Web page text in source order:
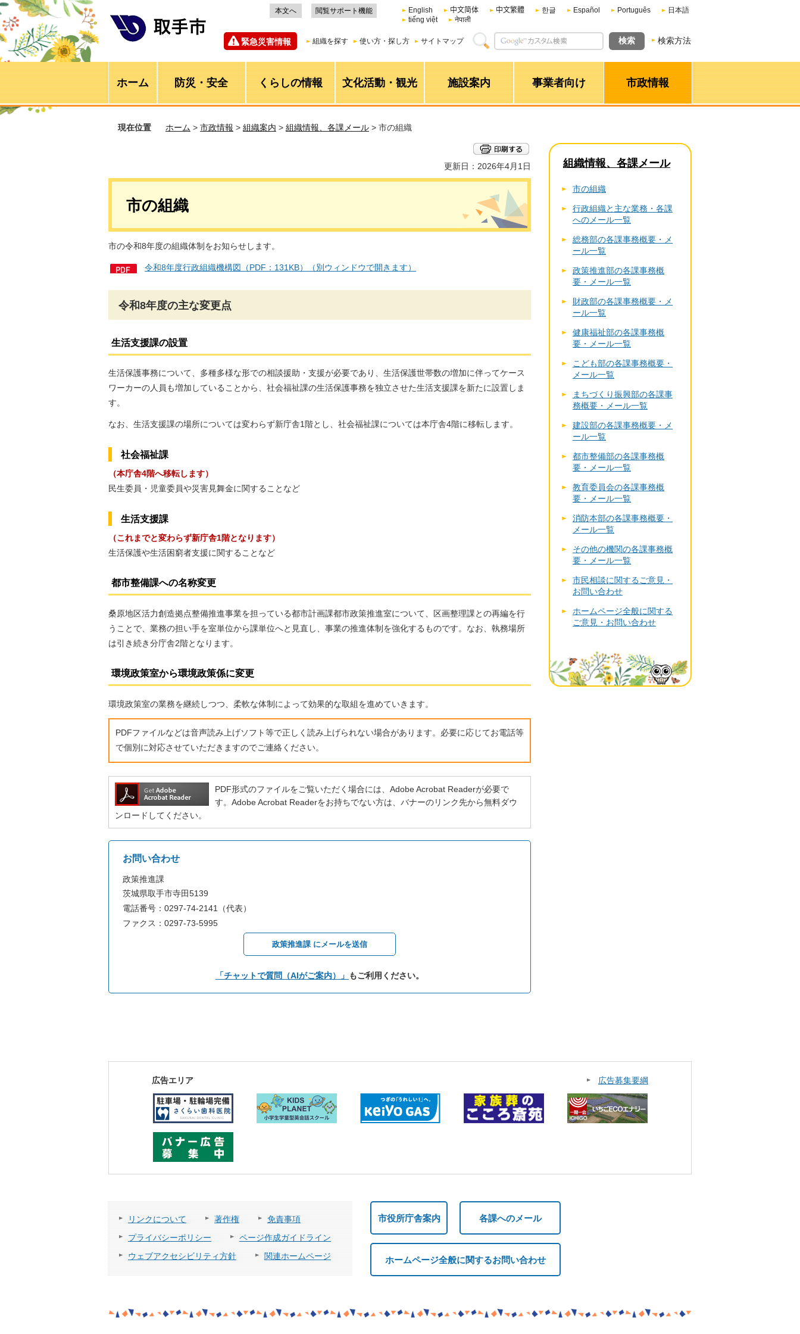
本文へ 閲覧サポート機能 English 中文简体 中文繁體 한글 Español Português
日本語
tiếng việt
नेपाली
緊急災害情報 組織を探す 使い方・探し方 サイトマップ 検索方法
ホーム 防災・安全 くらしの情報 文化活動・観光 施設案内 事業者向け 市政情報
現在位置 ホーム > 市政情報 > 組織案内 > 組織情報、各課メール > 市の組織
更新日：2026年4月1日
市の組織
市の令和8年度の組織体制をお知らせします。
令和8年度行政組織機構図（PDF：131KB）（別ウィンドウで開きます）
令和8年度の主な変更点
生活支援課の設置
生活保護事務について、多種多様な形での相談援助・支援が必要であり、生活保護世帯数の増加に伴ってケース
ワーカーの人員も増加していることから、社会福祉課の生活保護事務を独立させた生活支援課を新たに設置しま
す。
なお、生活支援課の場所については変わらず新庁舎1階とし、社会福祉課については本庁舎4階に移転します。
社会福祉課
（本庁舎4階へ移転します）
民生委員・児童委員や災害見舞金に関することなど
生活支援課
（これまでと変わらず新庁舎1階となります）
生活保護や生活困窮者支援に関することなど
都市整備課への名称変更
桑原地区活力創造拠点整備推進事業を担っている都市計画課都市政策推進室について、区画整理課との再編を行
うことで、業務の担い手を室単位から課単位へと見直し、事業の推進体制を強化するものです。なお、執務場所
は引き続き分庁舎2階となります。
環境政策室から環境政策係に変更
環境政策室の業務を継続しつつ、柔軟な体制によって効果的な取組を進めていきます。
PDFファイルなどは音声読み上げソフト等で正しく読み上げられない場合があります。必要に応じてお電話等
で個別に対応させていただきますのでご連絡ください。
PDF形式のファイルをご覧いただく場合には、Adobe Acrobat Readerが必要で
す。Adobe Acrobat Readerをお持ちでない方は、バナーのリンク先から無料ダウ
ンロードしてください。
お問い合わせ
政策推進課
茨城県取手市寺田5139
電話番号：0297-74-2141（代表）
ファクス：0297-73-5995
政策推進課 にメールを送信
「チャットで質問（AIがご案内）」 もご利用ください。
組織情報、各課メール
市の組織
行政組織と主な業務・各課
へのメール一覧
総務部の各課事務概要・メ
ール一覧
政策推進部の各課事務概
要・メール一覧
財政部の各課事務概要・メ
ール一覧
健康福祉部の各課事務概
要・メール一覧
こども部の各課事務概要・
メール一覧
まちづくり振興部の各課事
務概要・メール一覧
建設部の各課事務概要・メ
ール一覧
都市整備部の各課事務概
要・メール一覧
教育委員会の各課事務概
要・メール一覧
消防本部の各課事務概要・
メール一覧
その他の機関の各課事務概
要・メール一覧
市民相談に関するご意見・
お問い合わせ
ホームページ全般に関する
ご意見・お問い合わせ
広告エリア 広告募集要綱
リンクについて 著作権
免責事項
プライバシーポリシー
ページ作成ガイドライン
ウェブアクセシビリティ方針
関連ホームページ
市役所庁舎案内 各課へのメール
ホームページ全般に関するお問い合わせ